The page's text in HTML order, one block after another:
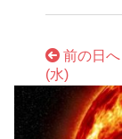
前の日へ
(水)